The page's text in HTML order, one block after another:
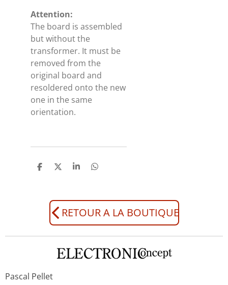
Attention:
The board is assembled
but without the
transformer. It must be
removed from the
original board and
resoldered onto the new
one in the same
orientation.
P
P
a
g
e
r
P
a
g
e
r
P
a
g
e
r
RETOUR A LA BOUTIQUE
Pascal Pellet